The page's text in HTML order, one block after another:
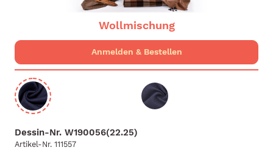
Wollmischung
Dessin-Nr. W190056(22.25)
Artikel-Nr. 111557